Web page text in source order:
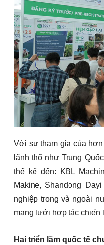
Với sự tham gia của
lãnh thổ như Trung
thể kể đến: KBL
Makine, Shandong
nghiệp trong và ngoài
mạng lưới hợp tác chiến
Hai triển lãm quốc tế